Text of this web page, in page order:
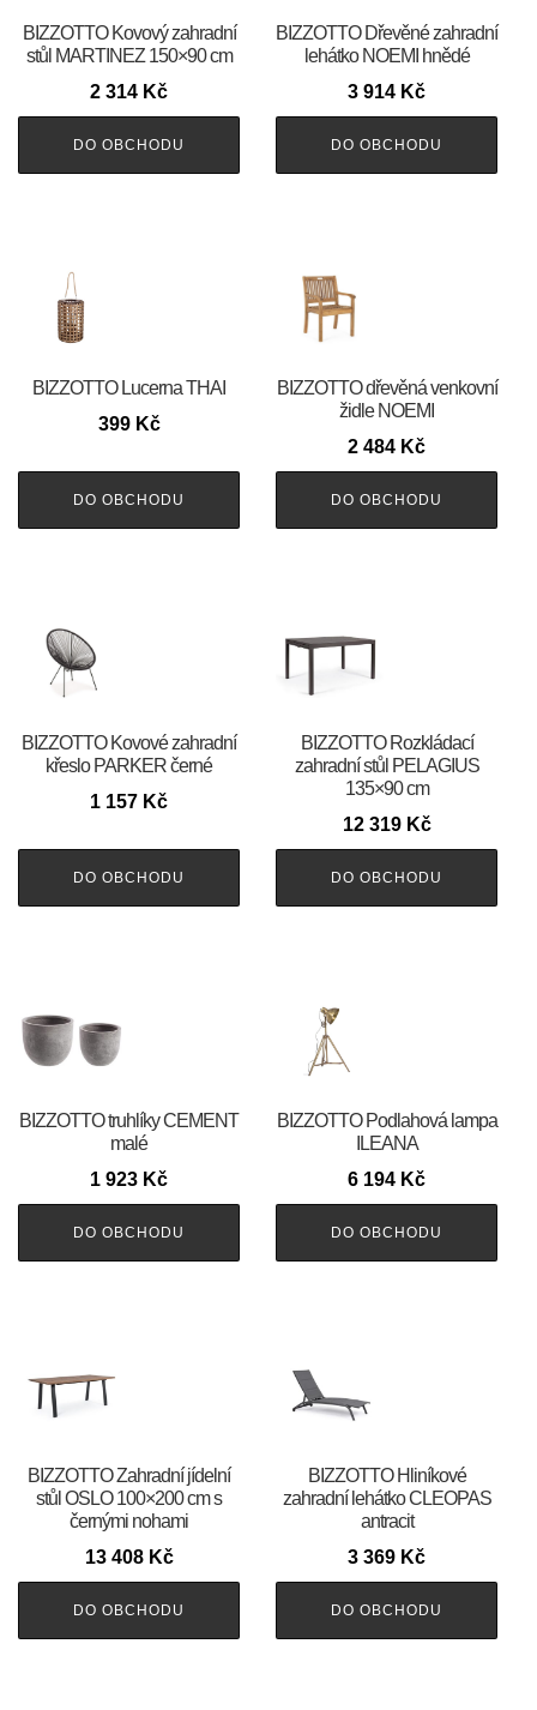
BIZZOTTO Kovový zahradní
stůl MARTINEZ 150×90 cm
2 314 Kč
DO OBCHODU
BIZZOTTO Dřevěné zahradní
lehátko NOEMI hnědé
3 914 Kč
DO OBCHODU
BIZZOTTO Lucerna THAI
399 Kč
DO OBCHODU
BIZZOTTO dřevěná venkovní
židle NOEMI
2 484 Kč
DO OBCHODU
BIZZOTTO Kovové zahradní
křeslo PARKER černé
1 157 Kč
DO OBCHODU
BIZZOTTO Rozkládací
zahradní stůl PELAGIUS
135×90 cm
12 319 Kč
DO OBCHODU
BIZZOTTO truhlíky CEMENT
malé
1 923 Kč
DO OBCHODU
BIZZOTTO Podlahová lampa
ILEANA
6 194 Kč
DO OBCHODU
BIZZOTTO Zahradní jídelní
stůl OSLO 100×200 cm s
černými nohami
13 408 Kč
DO OBCHODU
BIZZOTTO Hliníkové
zahradní lehátko CLEOPAS
antracit
3 369 Kč
DO OBCHODU